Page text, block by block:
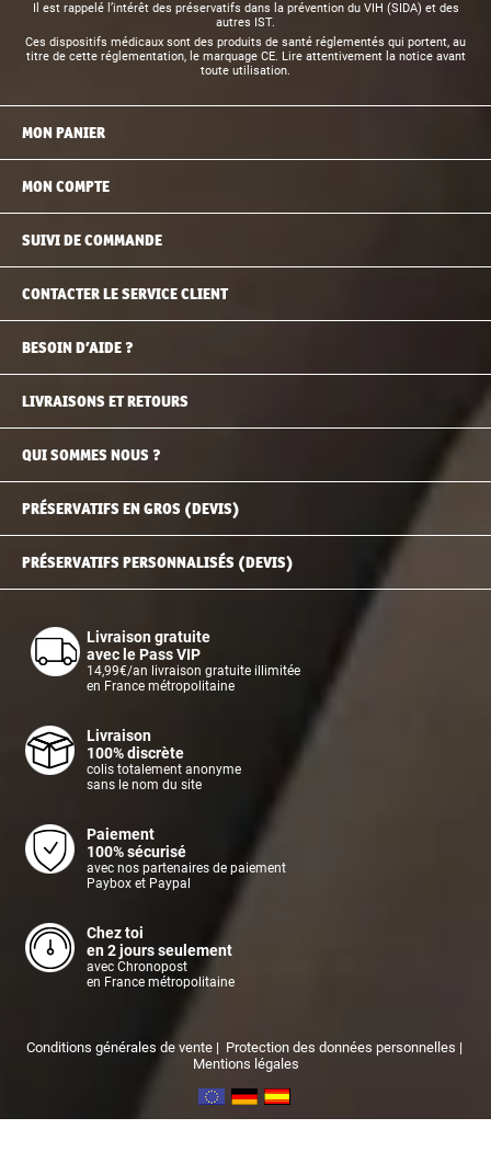
Il est rappelé l’intérêt des préservatifs dans la prévention du VIH (SIDA) et des
autres IST.
Ces dispositifs médicaux sont des produits de santé réglementés qui portent, au
titre de cette réglementation, le marquage CE. Lire attentivement la notice avant
toute utilisation.
MON PANIER
MON COMPTE
SUIVI DE COMMANDE
CONTACTER LE SERVICE CLIENT
BESOIN D’AIDE ?
LIVRAISONS ET RETOURS
QUI SOMMES NOUS ?
PRÉSERVATIFS EN GROS (DEVIS)
PRÉSERVATIFS PERSONNALISÉS (DEVIS)
Livraison gratuite
avec le Pass VIP
14,99€/an livraison gratuite illimitée
en France métropolitaine
Livraison
100% discrète
colis totalement anonyme
sans le nom du site
Paiement
100% sécurisé
avec nos partenaires de paiement
Paybox et Paypal
Chez toi
en 2 jours seulement
avec Chronopost
en France métropolitaine
Conditions générales de vente| Protection des données personnelles |
Mentions légales